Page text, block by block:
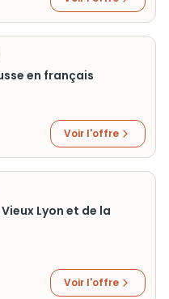
en français
Voir l'offre
Lyon et de la
Voir l'offre